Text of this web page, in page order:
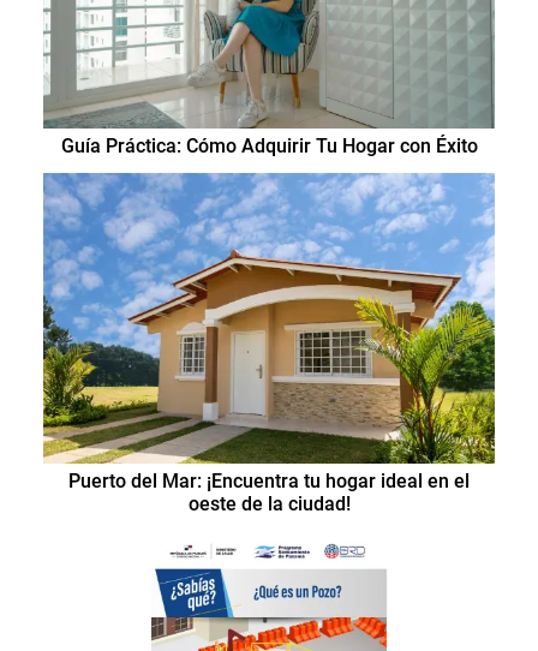
Guía Práctica: Cómo Adquirir Tu Hogar con Éxito
Puerto del Mar: ¡Encuentra tu hogar ideal en el
oeste de la ciudad!